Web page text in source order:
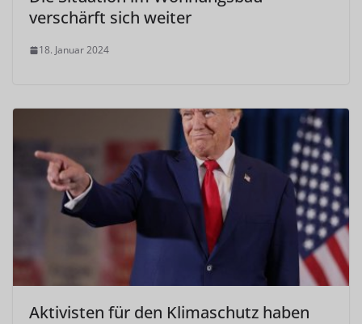
verschärft sich weiter
18. Januar 2024
Aktivisten für den Klimaschutz haben